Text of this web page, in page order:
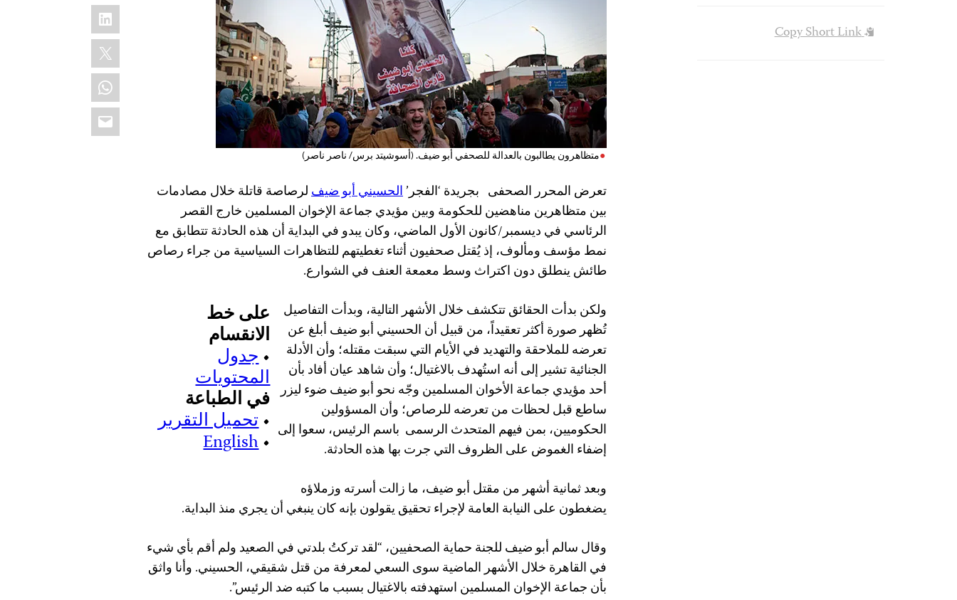
LinkedIn
X
WhatsApp
Email
متظاهرون يطالبون بالعدالة للصحفي أبو ضيف. (أسوشيتد برس/ ناصر ناصر)
تعرض المحرر الصحفى بجريدة ‘الفجر’الحسيني أبو ضيفلرصاصة قاتلة خلال مصادمات
بين متظاهرين مناهضين للحكومة وبين مؤيدي جماعة الإخوان المسلمين خارج القصر
الرئاسي في ديسمبر/كانون الأول الماضي، وكان يبدو في البداية أن هذه الحادثة تتطابق مع
نمط مؤسف ومألوف، إذ يُقتل صحفيون أثناء تغطيتهم للتظاهرات السياسية من جراء رصاص
طائش ينطلق دون اكتراث وسط معمعة العنف في الشوارع.
على خط
الانقسام
•جدول
المحتويات
في الطباعة
•تحميل التقرير
•
English
ولكن بدأت الحقائق تتكشف خلال الأشهر التالية، وبدأت التفاصيل
تُظهر صورة أكثر تعقيداً، من قبيل أن الحسيني أبو ضيف أبلغ عن
تعرضه للملاحقة والتهديد في الأيام التي سبقت مقتله؛ وأن الأدلة
الجنائية تشير إلى أنه استُهدف بالاغتيال؛ وأن شاهد عيان أفاد بأن
أحد مؤيدي جماعة الأخوان المسلمين وجّه نحو أبو ضيف ضوء ليزر
ساطع قبل لحظات من تعرضه للرصاص؛ وأن المسؤولين
الحكوميين، بمن فيهم المتحدث الرسمى باسم الرئيس، سعوا إلى
إضفاء الغموض على الظروف التي جرت بها هذه الحادثة.
وبعد ثمانية أشهر من مقتل أبو ضيف، ما زالت أسرته وزملاؤه
يضغطون على النيابة العامة لإجراء تحقيق يقولون بإنه كان ينبغي أن يجري منذ البداية.
وقال سالم أبو ضيف للجنة حماية الصحفيين، “لقد تركتُ بلدتي في الصعيد ولم أقم بأي شيء
في القاهرة خلال الأشهر الماضية سوى السعي لمعرفة من قتل شقيقي، الحسيني. وأنا واثق
بأن جماعة الإخوان المسلمين استهدفته بالاغتيال بسبب ما كتبه ضد الرئيس”.
Copy Short Link